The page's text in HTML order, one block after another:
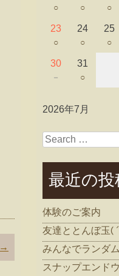
→
○ ○ ○
23
○
24
○
25
○
30
－
31
○
2026年7月
Search
最近の投
体験のご案内
友達ととんぼ玉(
みんなでランダ
スナップエンド